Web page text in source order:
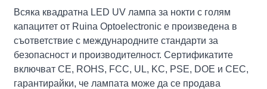
Всяка квадратна LED UV лампа за нокти с голям
капацитет от Ruina Optoelectronic е произведена в
съответствие с международните стандарти за
безопасност и производителност. Сертификатите
включват CE, ROHS, FCC, UL, KC, PSE, DOE и CEC,
гарантирайки, че лампата може да се продава